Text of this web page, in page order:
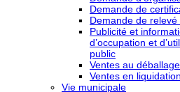
Demande de
Demande de
Publicité et
d’occupation et
public
Ventes au déballage
Ventes en
Vie municipale